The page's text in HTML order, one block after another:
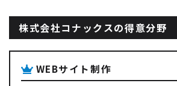
株式会社コナックスの得意分野
WEBサイト制作